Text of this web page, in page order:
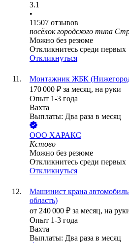
3.1
•
11507 отзывов
посёлок городского типа
Можно без резюме
Откликнитесь среди первых
Откликнуться
Монтажник ЖБК
170 000 ₽ за месяц, на руки
Опыт 1-3 года
Вахта
Выплаты: Два раза в месяц
ООО ХАРАКС
Кстово
Можно без резюме
Откликнитесь среди первых
Откликнуться
Машинист крана
область)
от 240 000 ₽ за месяц, на
Опыт 1-3 года
Вахта
Выплаты: Два раза в месяц